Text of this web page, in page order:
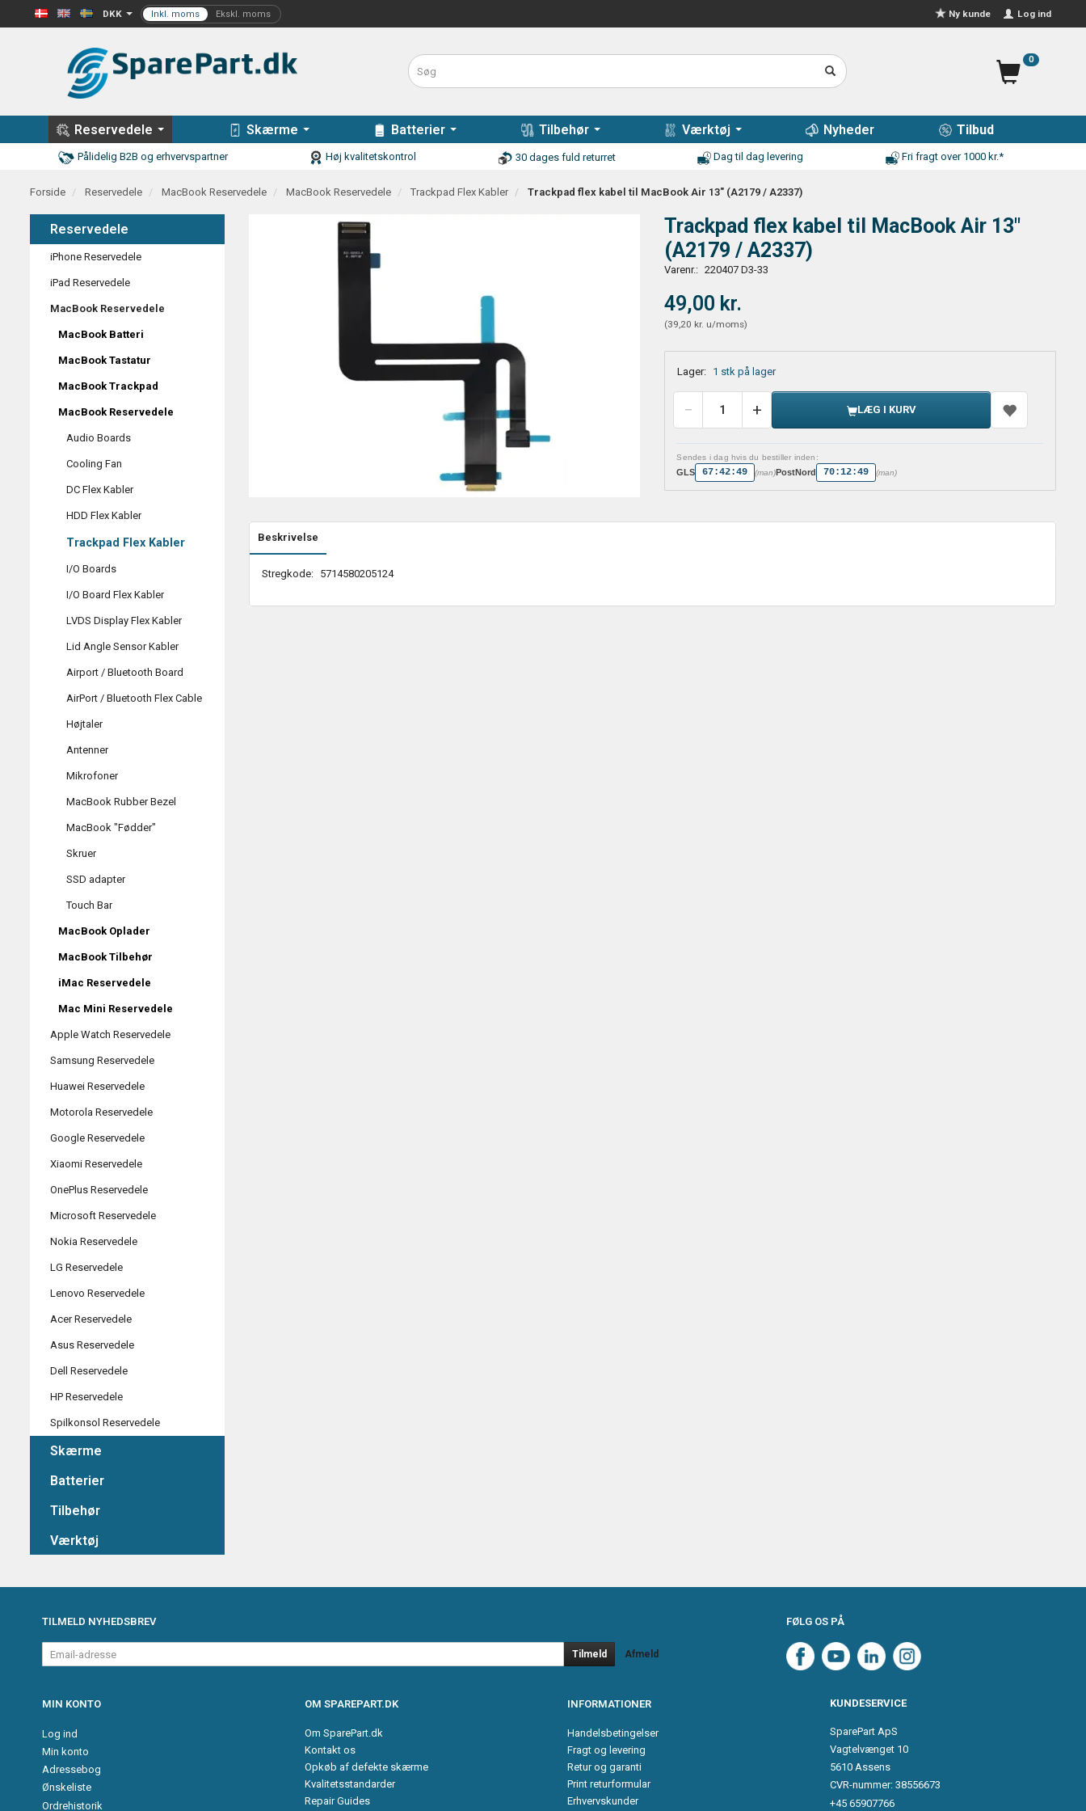
DKK Log ind
Ny kunde
0
Reservedele Skærme Batterier Tilbehør Værktøj Nyheder Tilbud
Pålidelig B2B og erhvervspartner Høj kvalitetskontrol 30 dages fuld returret Dag til dag levering Fri fragt over 1000 kr.*
Forside Reservedele MacBook Reservedele MacBook Reservedele Trackpad Flex Kabler Trackpad flex kabel til MacBook Air 13" (A2179 / A2337)
Reservedele
iPhone Reservedele
iPad Reservedele
MacBook Reservedele
MacBook Batteri
MacBook Tastatur
MacBook Trackpad
MacBook Reservedele
Audio Boards
Cooling Fan
DC Flex Kabler
HDD Flex Kabler
Trackpad Flex Kabler
I/O Boards
I/O Board Flex Kabler
LVDS Display Flex Kabler
Lid Angle Sensor Kabler
Airport / Bluetooth Board
AirPort / Bluetooth Flex Cable
Højtaler
Antenner
Mikrofoner
MacBook Rubber Bezel
MacBook "Fødder"
Skruer
SSD adapter
Touch Bar
MacBook Oplader
MacBook Tilbehør
iMac Reservedele
Mac Mini Reservedele
Apple Watch Reservedele
Samsung Reservedele
Huawei Reservedele
Motorola Reservedele
Google Reservedele
Xiaomi Reservedele
OnePlus Reservedele
Microsoft Reservedele
Nokia Reservedele
LG Reservedele
Lenovo Reservedele
Acer Reservedele
Asus Reservedele
Dell Reservedele
HP Reservedele
Spilkonsol Reservedele
Skærme
Batterier
Tilbehør
Værktøj
Trackpad flex kabel til MacBook Air 13"
(A2179 / A2337)
Varenr.: 220407 D3-33
49,00 kr.
(39,20 kr. u/moms)
Lager: 1 stk på lager
LÆG I KURV
Sendes i dag hvis du bestiller inden:
GLS 67:42:49 (man)PostNord 70:12:49 (man)
Beskrivelse
Stregkode: 5714580205124
TILMELD NYHEDSBREV
Email-
adresse
Tilmeld Afmeld
FØLG OS PÅ
MIN KONTO
Log ind
Min konto
Adressebog
Ønskeliste
Ordrehistorik
OM SPAREPART.DK
Om SparePart.dk
Kontakt os
Opkøb af defekte skærme
Kvalitetsstandarder
Repair Guides
INFORMATIONER
Handelsbetingelser
Fragt og levering
Retur og garanti
Print returformular
Erhvervskunder
KUNDESERVICE
SparePart ApS
Vagtelvænget 10
5610 Assens
CVR-nummer: 38556673
+45 65907766